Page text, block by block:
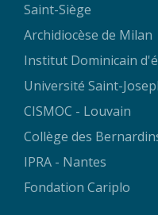
Saint-Siège
Archidiocèse de Milan
Institut Dominicain
Université Saint-
CISMOC - Louvain
Collège des
IPRA - Nantes
Fondation Cariplo